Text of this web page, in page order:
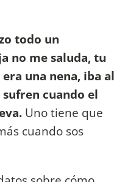
todo un
no me saluda, tu
una nena, iba al
cuando el
Uno tiene que
cuando sos